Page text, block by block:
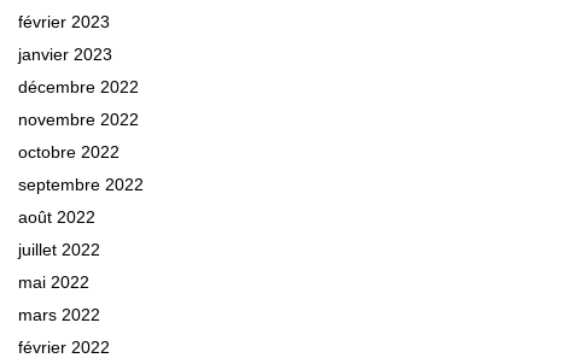
février 2023
janvier 2023
décembre 2022
novembre 2022
octobre 2022
septembre 2022
août 2022
juillet 2022
mai 2022
mars 2022
février 2022